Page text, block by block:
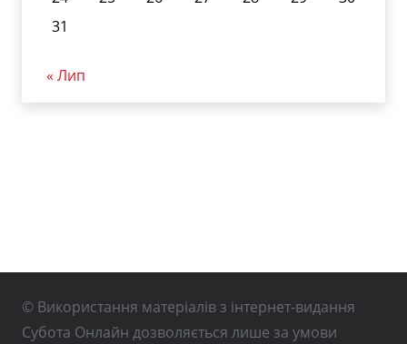
31
« Лип
© Використання матеріалів з інтернет-видання
Субота Онлайн дозволяється лише за умови